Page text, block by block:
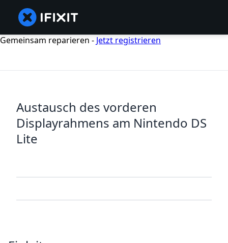
Gemeinsam reparieren - Jetzt registrieren
Austausch des vorderen
Displayrahmens am Nintendo DS
Lite